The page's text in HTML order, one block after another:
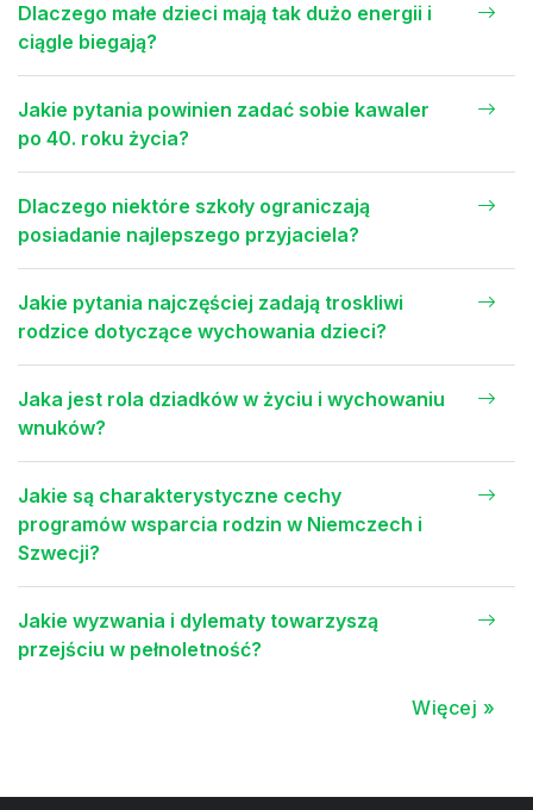
Dlaczego małe dzieci mają tak dużo energii i
ciągle biegają?
Jakie pytania powinien zadać sobie kawaler
po 40. roku życia?
Dlaczego niektóre szkoły ograniczają
posiadanie najlepszego przyjaciela?
Jakie pytania najczęściej zadają troskliwi
rodzice dotyczące wychowania dzieci?
Jaka jest rola dziadków w życiu i wychowaniu
wnuków?
Jakie są charakterystyczne cechy
programów wsparcia rodzin w Niemczech i
Szwecji?
Jakie wyzwania i dylematy towarzyszą
przejściu w pełnoletność?
Więcej »